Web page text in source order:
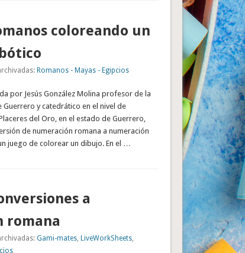
coloreando un
Romanos - Mayas - Egipcios
por Jesús González Molina profesor de la
Guerrero y catedrático en el nivel de
del Oro, en el estado de Guerrero,
de numeración romana a numeración
juego de colorear un dibujo. En el …
a
romana
Gami-mates, LiveWorkSheets,